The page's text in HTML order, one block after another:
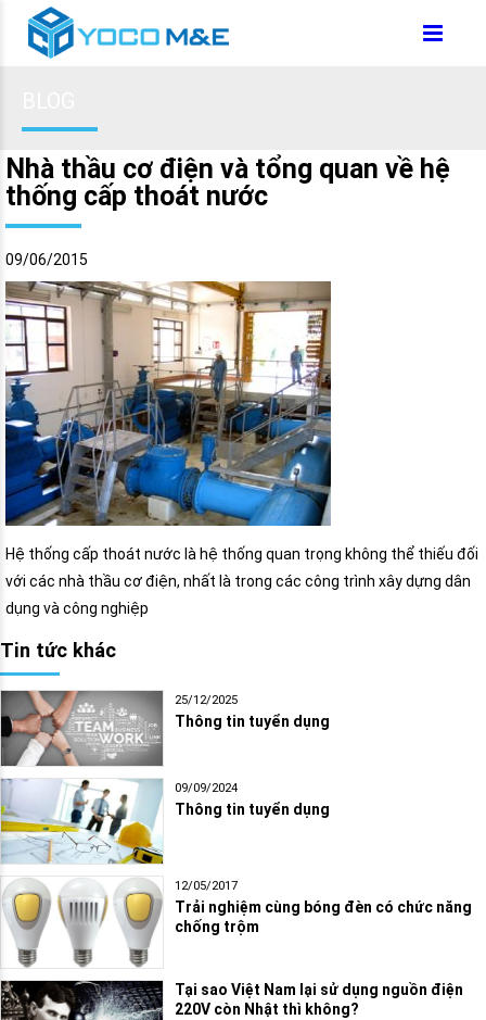
Nhà thầu cơ điện và tổng quan về hệ
thống cấp thoát nước
09/06/2015
Hệ thống cấp thoát nước là hệ thống quan trọng không thể thiếu đối
với các nhà thầu cơ điện, nhất là trong các công trình xây dựng dân
dụng và công nghiệp
Tin tức khác
25/12/2025
Thông tin tuyển dụng
09/09/2024
Thông tin tuyển dụng
12/05/2017
Trải nghiệm cùng bóng đèn có chức năng
chống trộm
Tại sao Việt Nam lại sử dụng nguồn điện
220V còn Nhật thì không?